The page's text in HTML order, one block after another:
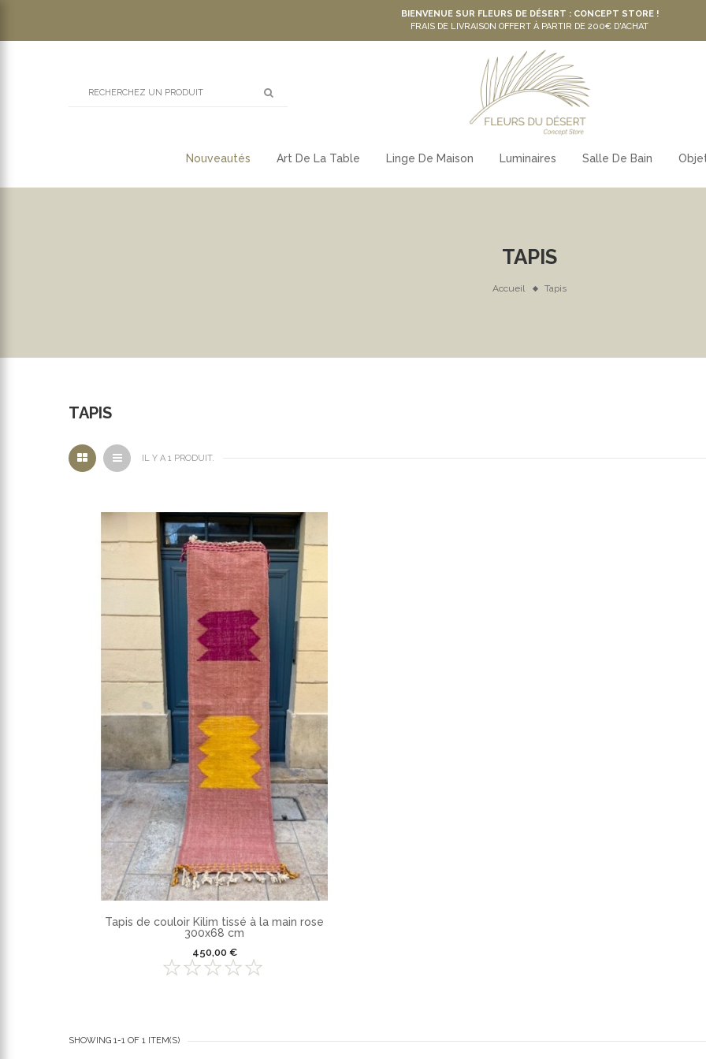
BIENVENUE SUR FLEURS DE DÉSERT : CONCEPT STORE !
FRAIS DE LIVRAISON OFFERT À PARTIR DE 200€ D'ACHAT
Nouveautés Art De La Table Linge De Maison Luminaires Salle De Bain
TAPIS
Accueil Tapis
TAPIS
IL Y A 1 PRODUIT.
Tapis de couloir Kilim tissé à la main rose
300x68 cm
450,00 €
SHOWING 1-1 OF 1 ITEM(S)